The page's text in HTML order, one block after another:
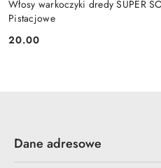
Włosy warkoczyki dredy SUPER
Pistacjowe
Cena:
20.00
Dane adresowe